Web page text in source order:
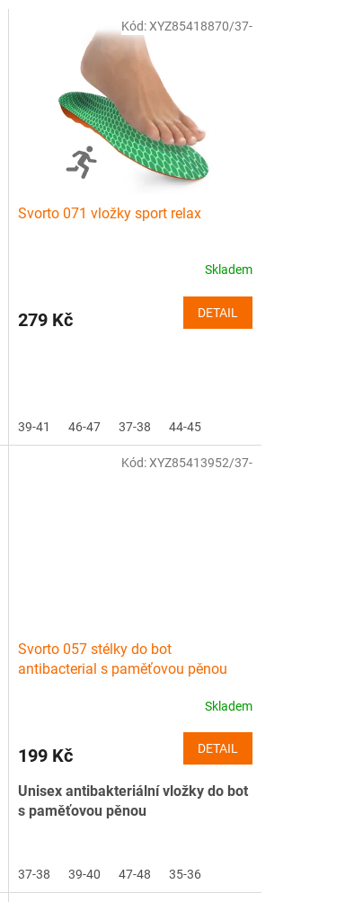
Svorto 071 vložky sport relax
Skladem
279 Kč DETAIL
39-41 46-47 37-38 44-45
Kód:XYZ85418870/37-
Svorto 057 stélky do bot
antibacterial s paměťovou pěnou
Skladem
199 Kč DETAIL
Unisex antibakteriální vložky do bot
s paměťovou pěnou
37-38 39-40 47-48 35-36
Kód:XYZ85413952/37-